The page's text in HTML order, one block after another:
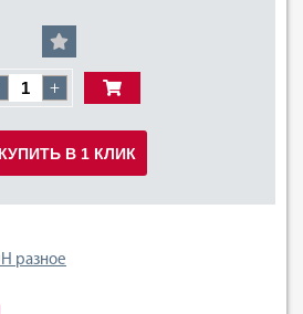
+
КУПИТЬ В 1 КЛИК
разное